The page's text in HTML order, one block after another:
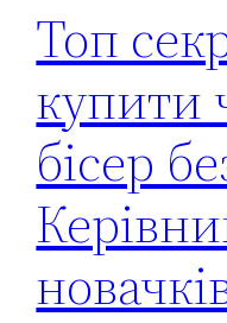
Топ
купити
бісер